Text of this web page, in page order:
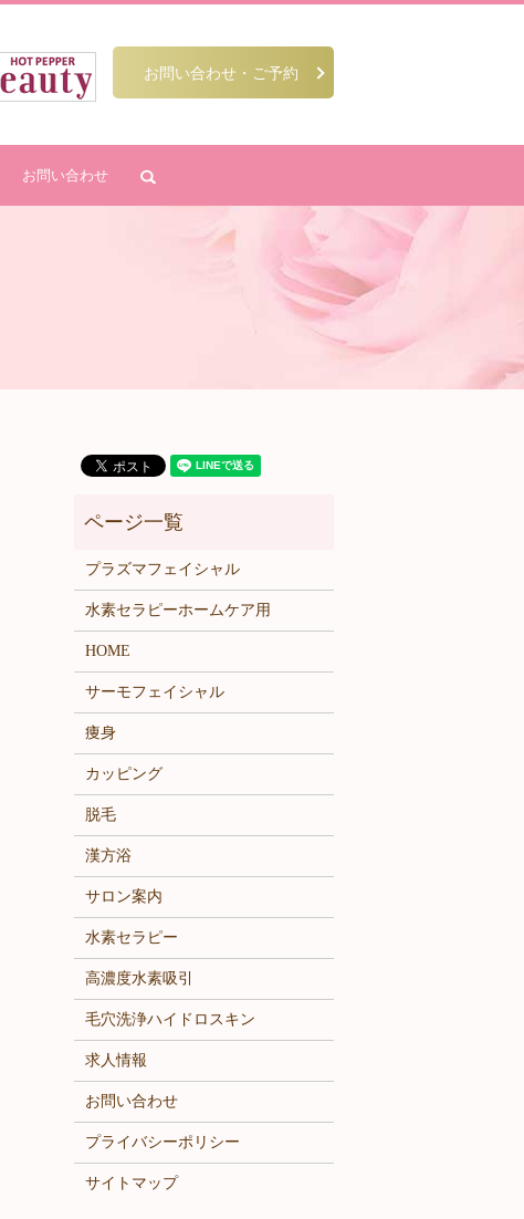
お問い合わせ・ご予約
お問い合わせ
プラズマフェイシャル
水素セラピーホームケア用
HOME
サーモフェイシャル
痩身
カッピング
脱毛
漢方浴
サロン案内
水素セラピー
高濃度水素吸引
毛穴洗浄ハイドロスキン
求人情報
お問い合わせ
プライバシーポリシー
サイトマップ